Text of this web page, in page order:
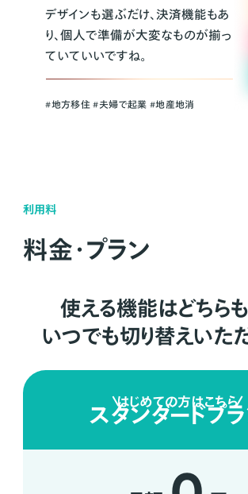
デザインも選ぶだけ、決済機能もあ
り、個人で準備が大変なものが揃っ
ていていいですね。
#地方移住 #夫婦で起業 #地産地消
利用料
料金・プラン
使える機能はどちらも
いつでも切り替えいただ
はじめての方はこちら
スタンダードプ